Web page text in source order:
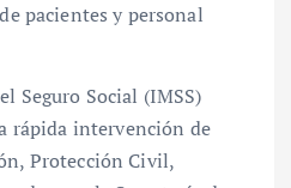
pacientes y personal
Seguro Social (IMSS)
rápida intervención de
Protección Civil,